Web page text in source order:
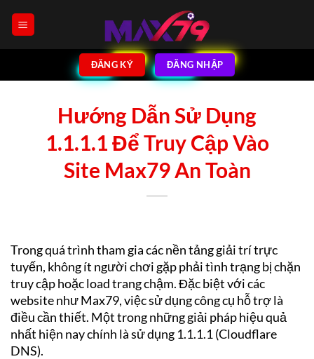
ĐĂNG KÝ ĐĂNG NHẬP
Hướng Dẫn Sử Dụng
1.1.1.1 Để Truy Cập Vào
Site Max79 An Toàn
Trong quá trình tham gia các nền tảng giải trí trực
tuyến, không ít người chơi gặp phải tình trạng bị chặn
truy cập hoặc load trang chậm. Đặc biệt với các
website như Max79, việc sử dụng công cụ hỗ trợ là
điều cần thiết. Một trong những giải pháp hiệu quả
nhất hiện nay chính là sử dụng 1.1.1.1 (Cloudflare
DNS).